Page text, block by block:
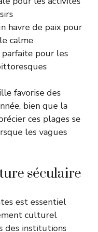
havre de paix pour
calme
parfaite pour les
favorise des
bien que la
ces plages se
les vagues
séculaire
est essentiel
culturel
des institutions